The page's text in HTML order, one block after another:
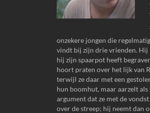
onzekere jongen die
vindt bij zijn drie vrienden. Hij
hij zijn spaarpot heeft
hoort praten over het lijk van
terwijl ze daar met een
hun boomhut, maar aarzelt als
argument dat ze met de
over de streep; hij neemt dan